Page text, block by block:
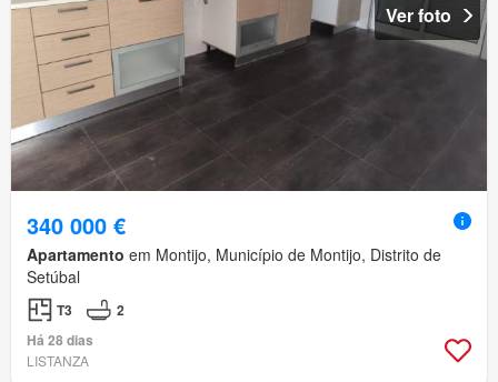
Ver foto
340 000 €
Apartamento em Montijo, Município de Montijo, Distrito de
Setúbal
T3
2
Há 28 dias
LISTANZA